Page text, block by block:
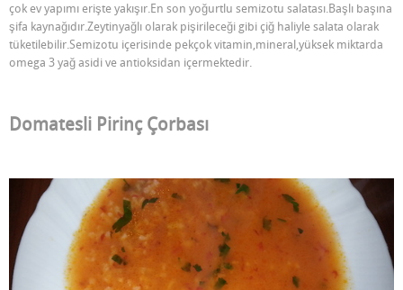
çok ev yapımı erişte yakışır.En son yoğurtlu semizotu salatası.Başlı başına
şifa kaynağıdır.Zeytinyağlı olarak pişirileceği gibi çiğ haliyle salata olarak
tüketilebilir.Semizotu içerisinde pekçok vitamin,mineral,yüksek miktarda
omega 3 yağ asidi ve antioksidan içermektedir.
Domatesli Pirinç Çorbası